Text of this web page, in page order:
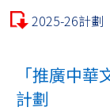
2025-26計劃
「推廣中
計劃